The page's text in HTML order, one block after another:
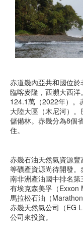
赤道幾內亞共和國位
臨喀麥隆，西瀕大西
124.1萬（2022年）。
大陸大區（木尼河）
儲備林。赤幾分為8個
住。
赤幾石油天然氣資源
等礦產資源尚待開發
南非洲產油國中排名
有埃克森美孚（Exxon
馬拉松石油（
赤幾天然氣公司（EG
公司來投資。